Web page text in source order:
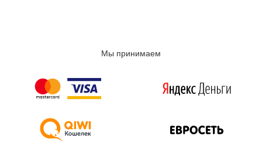
Мы принимаем